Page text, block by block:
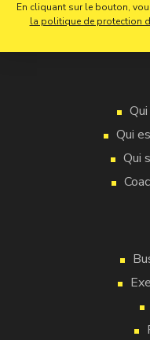
En cliquant sur le bouton,
la politique de protection
Qui
Qui